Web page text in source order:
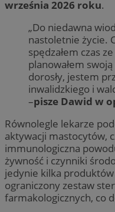
września 2026 roku.
„Do niedawna
nastoletnie życie.
spędzałem czas
planowałem
dorosły, jestem
inwalidzkiego i
–pisze Dawid w
Równolegle lekarze
aktywacji mastocytów,
immunologiczna
żywność i czynniki
jedynie kilka
ograniczony zestaw
farmakologicznych, co